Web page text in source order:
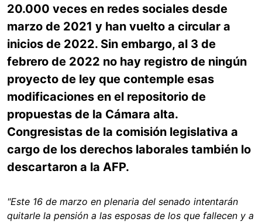
20.000 veces en redes sociales desde
marzo de 2021 y han vuelto a circular a
inicios de 2022. Sin embargo, al 3 de
febrero de 2022 no hay registro de ningún
proyecto de ley que contemple esas
modificaciones en el repositorio de
propuestas de la Cámara alta.
Congresistas de la comisión legislativa a
cargo de los derechos laborales también lo
descartaron a la AFP.
"Este 16 de marzo en plenaria del senado intentarán
quitarle la pensión a las esposas de los que fallecen y a